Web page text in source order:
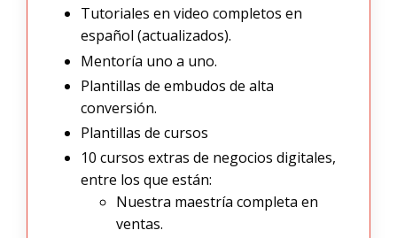
Tutoriales en video completos en
español (actualizados).
Mentoría uno a uno.
Plantillas de embudos de alta
conversión.
Plantillas de cursos
10 cursos extras de negocios digitales,
entre los que están:
Nuestra maestría completa en
ventas.